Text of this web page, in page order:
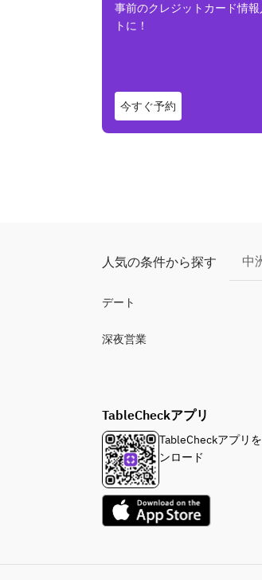
事前のクレジットカード情
トに！
今すぐ予約
人気の条件から探す 中
デート
深夜営業
TableCheckアプリ
TableCheckアプリ
ンロード